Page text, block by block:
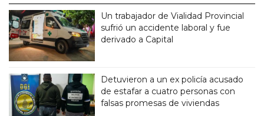
Un trabajador de Vialidad Provincial
sufrió un accidente laboral y fue
derivado a Capital
Detuvieron a un ex policía acusado
de estafar a cuatro personas con
falsas promesas de viviendas